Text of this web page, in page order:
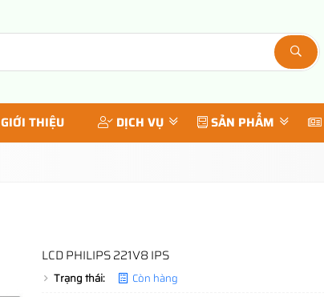
GIỚI THIỆU DỊCH VỤ SẢN PHẨM
LCD PHILIPS 221V8 IPS
Trạng thái:
Còn hàng